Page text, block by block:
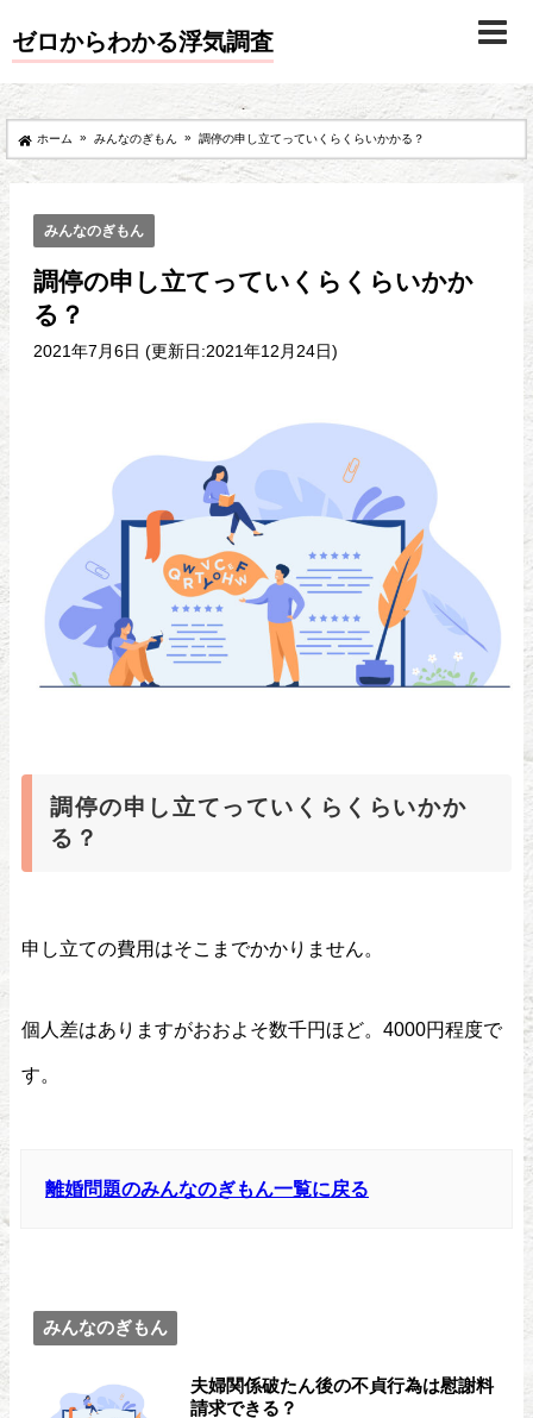
ゼロからわかる浮気調査
ホーム » みんなのぎもん » 調停の申し立てっていくらくらいかかる？
みんなのぎもん
調停の申し立てっていくらくらいかか
る？
2021年7月6日 (更新日:2021年12月24日)
調停の申し立てっていくらくらいかか
る？
申し立ての費用はそこまでかかりません。
個人差はありますがおおよそ数千円ほど。4000円程度で
す。
離婚問題のみんなのぎもん一覧に戻る
みんなのぎもん
夫婦関係破たん後の不貞行為は慰謝料
請求できる？